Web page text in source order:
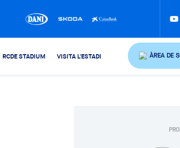
RCDE STADIUM VISITA L'ESTADI ÀREA DE